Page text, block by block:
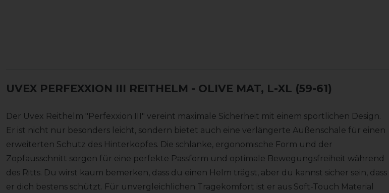
UVEX PERFEXXION III REITHELM - OLIVE MAT, L-XL (59-61)
Der Uvex Reithelm "Perfexxion III" vereint maximale Sicherheit mit einem sportlichen Design.
Er ist nicht nur besonders leicht, sondern bietet auch eine verlängerte Außenschale für einen
erweiterten Schutz des Hinterkopfes. Die schlanke, ergonomische Form und der
Zopfausschnitt sorgen für eine perfekte Passform und optimale Bewegungsfreiheit während
des Ritts. Du wirst kaum bemerken, dass du einen Helm trägst, aber du kannst sicher sein, dass
er dich bestens schützt. Für unvergleichlichen Tragekomfort ist er aus Soft-Touch Material